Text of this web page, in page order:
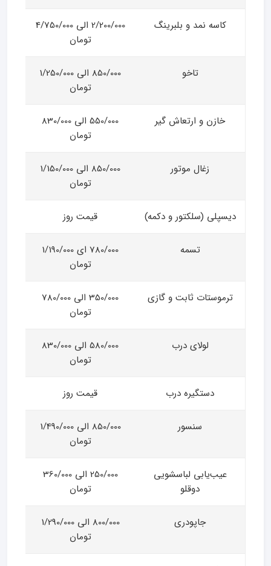
کاسه نمد و بلبرینگ
2/200/000 الی 4/750/000
تومان
تاخو
850/000 الی 1/250/000
تومان
خازن و ارتعاش گیر
550/000 الی 830/000
تومان
زغال موتور
850/000 الی 1/150/000
تومان
دیسپلی (سلکتور و دکمه) قیمت روز
تسمه
780/000 ای 1/190/000
تومان
ترموستات ثابت و گازی
350/000 الی 780/000
تومان
لولای درب
580/000 الی 830/000
تومان
دستگیره درب قیمت روز
سنسور
850/000 الی 1/490/000
تومان
عیب‌یابی لباسشویی
دوقلو
250/000 الی 360/000
تومان
جاپودری
800/000 الی 1/290/000
تومان